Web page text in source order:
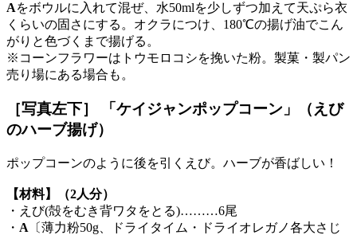
Aをボウルに入れて混ぜ、水50mlを少しずつ加えて天ぷら衣
くらいの固さにする。オクラにつけ、180℃の揚げ油でこん
がりと色づくまで揚げる。
※コーンフラワーはトウモロコシを挽いた粉。製菓・製パン
売り場にある場合も。
［写真左下］ 「ケイジャンポップコーン」（えび
のハーブ揚げ）
ポップコーンのように後を引くえび。ハーブが香ばしい！
【材料】（2人分）
・えび(殻をむき背ワタをとる)………6尾
・ A 〔薄力粉50g、ドライタイム・ドライオレガノ各大さじ